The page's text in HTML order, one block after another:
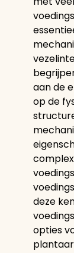
aan de
op de
deze
opties